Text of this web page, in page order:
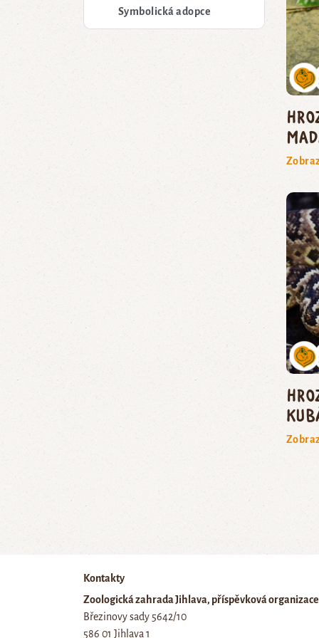
Symbolická adopce
Kontakty
Zoologická zahrada Jihlava, příspěvková organizace
Březinovy sady 5642/10
586 01 Jihlava 1